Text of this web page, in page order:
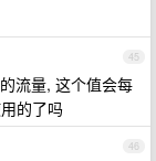
45
流量, 这个值会每
的了吗
46